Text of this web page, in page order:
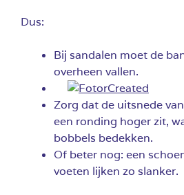
Dus:
Bij sandalen moet de
overheen vallen.
Zorg dat de uitsnede
een ronding hoger zit,
bobbels bedekken.
Of beter nog: een
voeten lijken zo slanker.